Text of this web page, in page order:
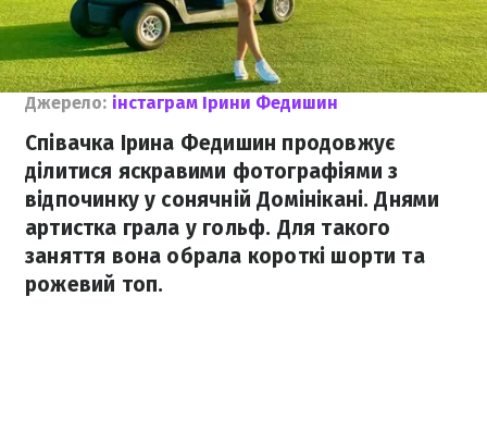
Джерело: інстаграм Ірини Федишин
Співачка Ірина Федишин продовжує
ділитися яскравими фотографіями з
відпочинку у сонячній Домінікані. Днями
артистка грала у гольф. Для такого
заняття вона обрала короткі шорти та
рожевий топ.